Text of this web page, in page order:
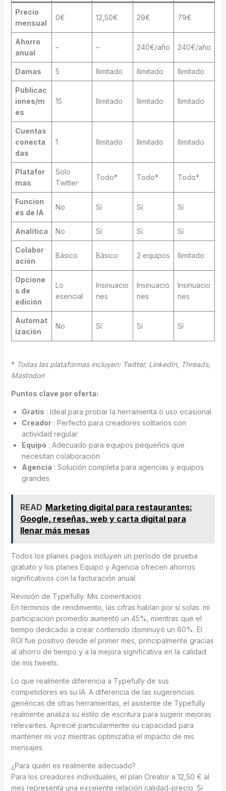
Precio
mensual
0€ 12,50€ 29€ 79€
Ahorro
anual
– – 240€/año 240€/año
Damas 5 Ilimitado Ilimitado Ilimitado
Publicac
iones/m
es
15 Ilimitado Ilimitado Ilimitado
Cuentas
conecta
das
1 Ilimitado Ilimitado Ilimitado
Platafor
mas
Solo
Twitter
Todo* Todo* Todo*
Funcion
es de IA
No Sí Sí Sí
Analítica No Sí Sí Sí
Colabor
ación
Básico Básico 2 equipos Ilimitado
Opcione
s de
edición
Lo
esencial
Insinuacio
nes
Insinuacio
nes
Insinuacio
nes
Automat
ización
No Sí Sí Sí
* Todas las plataformas incluyen: Twitter, LinkedIn, Threads,
Mastodon
Puntos clave por oferta:
Gratis : Ideal para probar la herramienta o uso ocasional
Creador: Perfecto para creadores solitarios con
actividad regular
Equipo : Adecuado para equipos pequeños que
necesitan colaboración
Agencia : Solución completa para agencias y equipos
grandes
READ Marketing digital para restaurantes:
Google, reseñas, web y carta digital para
llenar más mesas
Todos los planes pagos incluyen un período de prueba
gratuito y los planes Equipo y Agencia ofrecen ahorros
significativos con la facturación anual.
Revisión de Typefully: Mis comentarios
En términos de rendimiento, las cifras hablan por sí solas: mi
participación promedio aumentó un 45%, mientras que el
tiempo dedicado a crear contenido disminuyó un 60%. El
ROI fue positivo desde el primer mes, principalmente gracias
al ahorro de tiempo y a la mejora significativa en la calidad
de mis tweets.
Lo que realmente diferencia a Typefully de sus
competidores es su IA. A diferencia de las sugerencias
genéricas de otras herramientas, el asistente de Typefully
realmente analiza su estilo de escritura para sugerir mejoras
relevantes. Aprecié particularmente su capacidad para
mantener mi voz mientras optimizaba el impacto de mis
mensajes.
¿Para quién es realmente adecuado?
Para los creadores individuales, el plan Creator a 12,50 € al
mes representa una excelente relación calidad-precio. Si